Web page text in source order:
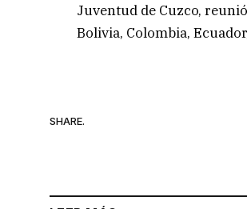
Juventud de Cuzco,
Bolivia, Colombia,
SHARE.